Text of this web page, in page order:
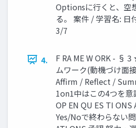
Optionsに行くと、空
る。 案件 / 学習名: 日
3/7
4.
F RA ME W ORK - §
ムワーク(動機づけ面
Affirm / Reflect /
1on1中はこの4つを意
OP EN QU ES TI ONS
Yes/Noで終わらない